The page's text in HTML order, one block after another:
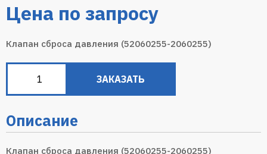
Цена по запросу
Клапан сброса давления (52060255-2060255)
ЗАКАЗАТЬ
Описание
Клапан сброса давления (52060255-2060255)